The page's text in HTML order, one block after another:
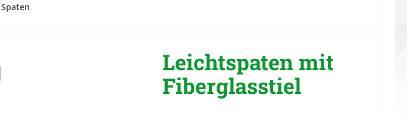
Spaten
Leichtspaten mit
Fiberglasstiel